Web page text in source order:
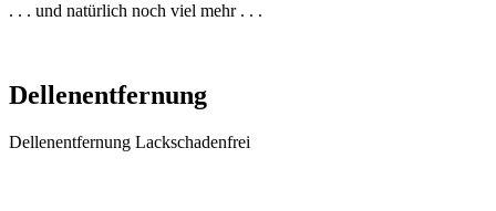
. . . und natürlich noch viel mehr . . .
Dellenentfernung
Dellenentfernung Lackschadenfrei